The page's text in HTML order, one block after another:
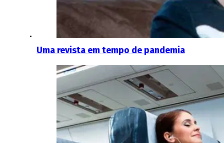
Uma revista em tempo de pandemia